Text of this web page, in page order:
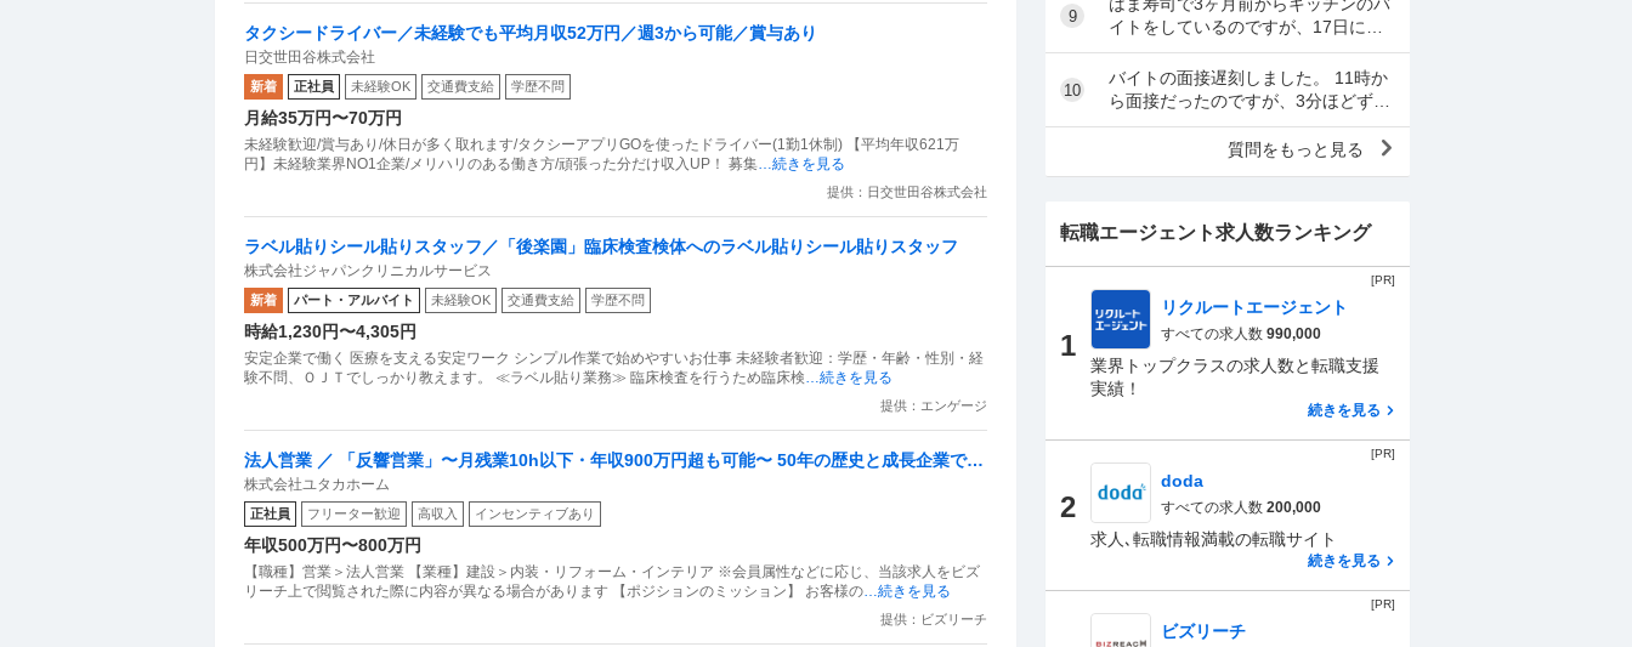
タクシードライバー／未経験でも平均月収52万円／週3から可能／賞与あり
日交世田谷株式会社
新着 正社員 未経験OK 交通費支給 学歴不問
月給35万円〜70万円
未経験歓迎/賞与あり/休日が多く取れます/タクシーアプリGOを使ったドライバー(1勤1休制) 【平均年収621万
円】未経験業界NO1企業/メリハリのある働き方/頑張った分だけ収入UP！ 募集…続きを見る
提供：日交世田谷株式会社
ラベル貼りシール貼りスタッフ／「後楽園」臨床検査検体へのラベル貼りシール貼りスタッフ
株式会社ジャパンクリニカルサービス
新着 パート・アルバイト 未経験OK 交通費支給 学歴不問
時給1,230円〜4,305円
安定企業で働く 医療を支える安定ワーク シンプル作業で始めやすいお仕事 未経験者歓迎：学歴・年齢・性別・経
験不問、ＯＪＴでしっかり教えます。 ≪ラベル貼り業務≫ 臨床検査を行うため臨床検…続きを見る
提供：エンゲージ
法人営業 ／ 「反響営業」〜月残業10h以下・年収900万円超も可能〜 50年の歴史と成長企業で高
収入を実現する
株式会社ユタカホーム
正社員 フリーター歓迎 高収入 インセンティブあり
年収500万円〜800万円
【職種】営業＞法人営業 【業種】建設＞内装・リフォーム・インテリア ※会員属性などに応じ、当該求人をビズ
リーチ上で閲覧された際に内容が異なる場合があります 【ポジションのミッション】 お客様の…続きを見る
提供：ビズリーチ
をもらいました。そし...
9
イトをしているのですが、17日にネ
タの解凍を頼まれました。 初めてだ
ったのですが、ネタを出し冷蔵庫に
いれてる時に、こんな...
10
バイトの面接遅刻しました。 11時か
ら面接だったのですが、3分ほどずれ
てる時計で11:02ほどに起きました。
起きたらスマホの充電が切れてい
質問をもっと見る
転職エージェント求人数ランキング
[PR]
1
リクルートエージェント
すべての求人数 990,000
業界トップクラスの求人数と転職支援
実績！
続きを見る
[PR]
2
doda
すべての求人数 200,000
求人､転職情報満載の転職サイト
続きを見る
[PR]
ビズリーチ